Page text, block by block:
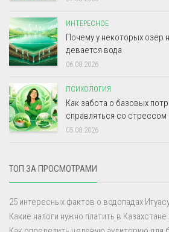
ИНТЕРЕСНОЕ
Почему у некоторых озёр
девается вода
06.08.2026
ПСИХОЛОГИЯ
Как забота о базовых
справляться со стрессом
05.08.2026
ТОП ЗА ПРОСМОТРАМИ
25 интересных фактов о водопадах
Какие налоги нужно платить в Казахстане